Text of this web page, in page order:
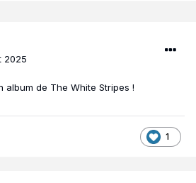
2025
de The White Stripes !
1